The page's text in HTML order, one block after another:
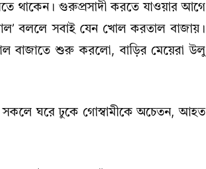
থাকেন। গুরুপ্রসাদী করতে যাওয়ার আগে
বললে সবাই যেন খোল করতাল বাজায়।
বাজাতে শুরু করলো, বাড়ির মেয়েরা উলু
সকলে ঘরে ঢুকে গোস্বামীকে অচেতন, আহত